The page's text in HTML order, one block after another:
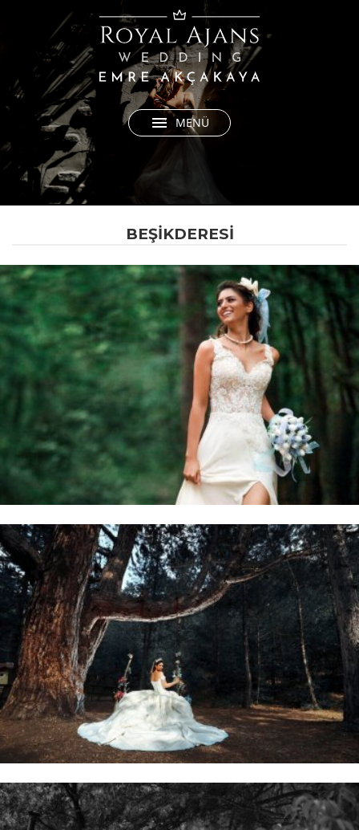
menu MENÜ
BEŞİKDERESİ